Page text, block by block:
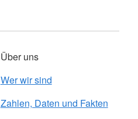
Über uns
Wer wir sind
Zahlen, Daten und Fakten